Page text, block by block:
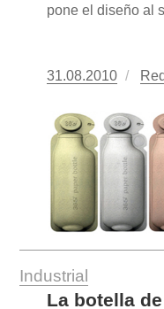
pone el diseño al
Publicado
31.08.2010
Industrial
La botella